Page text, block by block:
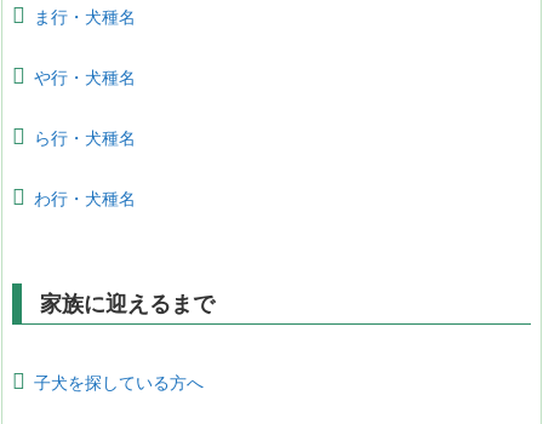
ま行・犬種名
や行・犬種名
ら行・犬種名
わ行・犬種名
家族に迎えるまで
子犬を探している方へ